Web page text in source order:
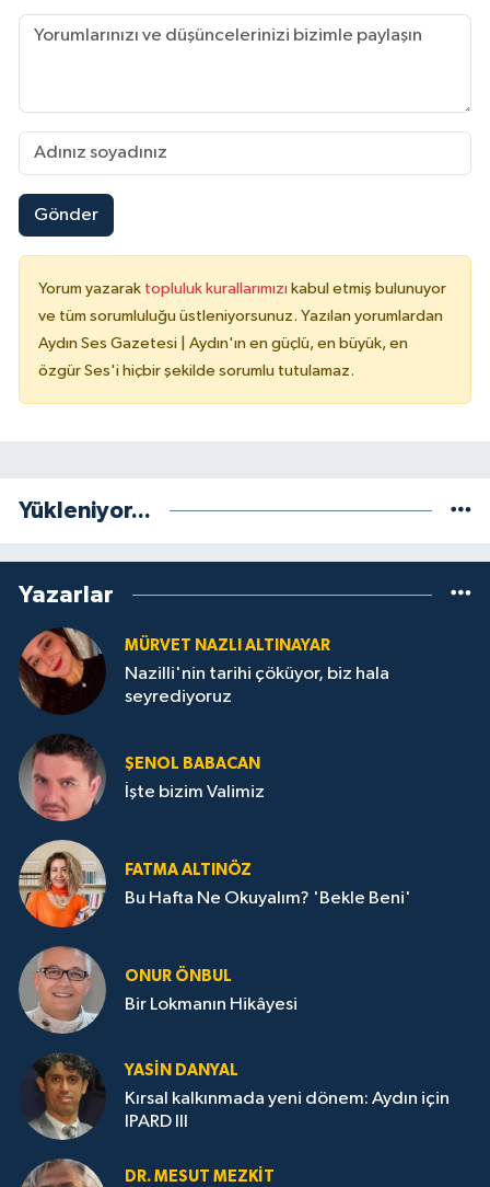
Gönder
Yorum yazarak topluluk kurallarımızı kabul etmiş bulunuyor
ve tüm sorumluluğu üstleniyorsunuz. Yazılan yorumlardan
Aydın Ses Gazetesi | Aydın'ın en güçlü, en büyük, en
özgür Ses'i hiçbir şekilde sorumlu tutulamaz.
Yükleniyor...
Yazarlar
MÜRVET NAZLI ALTINAYAR
Nazilli'nin tarihi çöküyor, biz hala
seyrediyoruz
ŞENOL BABACAN
İşte bizim Valimiz
FATMA ALTINÖZ
Bu Hafta Ne Okuyalım? 'Bekle Beni'
ONUR ÖNBUL
Bir Lokmanın Hikâyesi
YASIN DANYAL
Kırsal kalkınmada yeni dönem: Aydın için
IPARD III
DR. MESUT MEZKIT